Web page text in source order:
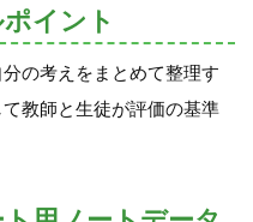
イント
の考えをまとめて整理す
教師と生徒が評価の基準